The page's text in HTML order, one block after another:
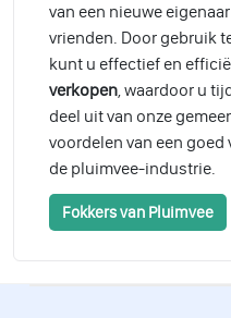
van een nieuwe
vrienden. Door gebruik
kunt u effectief en
verkopen, waardoor u
deel uit van onze
voordelen van een
de pluimvee-industrie.
Fokkers van Pluimvee